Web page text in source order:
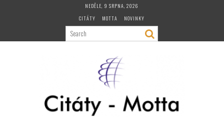
NEDĚLE, 9 SRPNA, 2026
CITÁTY
MOTTA NOVINKY